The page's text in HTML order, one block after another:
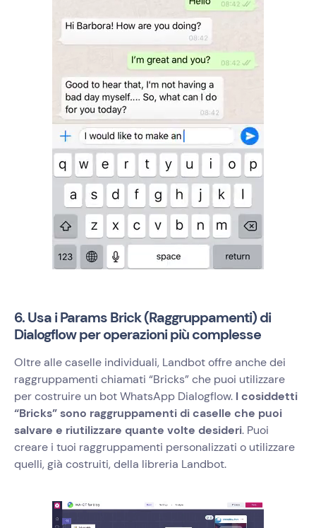
6. Usa i Params Brick (Raggruppamenti) di
Dialogflow per operazioni più complesse
Oltre alle caselle individuali, Landbot offre anche dei
raggruppamenti chiamati “Bricks” che puoi utilizzare
per costruire un bot WhatsApp Dialogflow. I cosiddetti
“Bricks” sono raggruppamenti di caselle che puoi
salvare e riutilizzare quante volte desideri. Puoi
creare i tuoi raggruppamenti personalizzati o utilizzare
quelli, già costruiti, della libreria Landbot.